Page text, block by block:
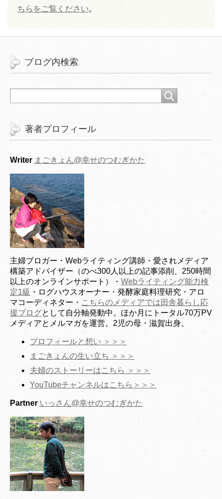
ちらをご覧ください。
ブログ内検索
著者プロフィール
Writer まごきょん@幸せのつむぎかた
主婦ブロガー・Webライティング講師・愛されメディア
構築アドバイザー（のべ300人以上の記事添削、250時間
以上のオンラインサポート）・ Webライティング能力検
定1級 ・ログハウスオーナー・発酵家庭料理研究・アロ
マコーディネター・ こちらのメディアでは田舎暮らし応
援ブログとして自分軸発動中。ほか月にトータル70万PV
メディアとメルマガを運営。2児の母・滋賀出身。
プロフィールと想い ＞＞＞
まごきょんの生い立ち ＞＞＞
夫婦のストーリーはこちら ＞＞＞
YouTubeチャンネルはこちら＞＞＞
Partner いっさん@幸せのつむぎかた